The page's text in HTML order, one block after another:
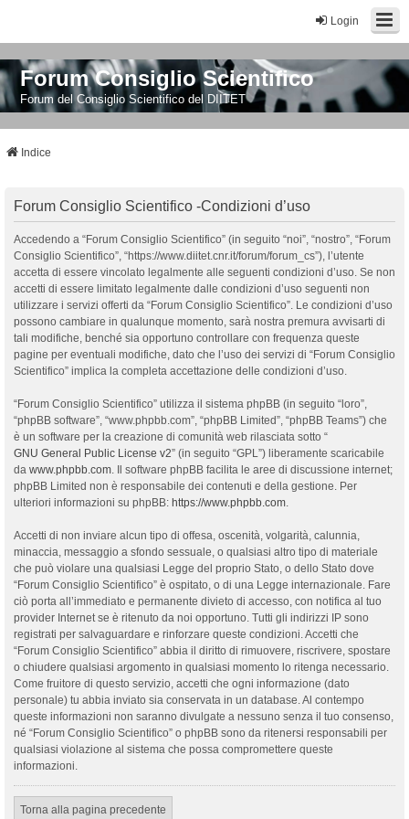
Login
Forum Consiglio Scientifico
Forum del Consiglio Scientifico del DIITET
Indice
Forum Consiglio Scientifico -Condizioni d’uso
Accedendo a “Forum Consiglio Scientifico” (in seguito “noi”, “nostro”, “Forum
Consiglio Scientifico”, “https://www.diitet.cnr.it/forum/forum_cs”), l’utente
accetta di essere vincolato legalmente alle seguenti condizioni d’uso. Se non
accetti di essere limitato legalmente dalle condizioni d’uso seguenti non
utilizzare i servizi offerti da “Forum Consiglio Scientifico”. Le condizioni d’uso
possono cambiare in qualunque momento, sarà nostra premura avvisarti di
tali modifiche, benché sia opportuno controllare con frequenza queste
pagine per eventuali modifiche, dato che l’uso dei servizi di “Forum Consiglio
Scientifico” implica la completa accettazione delle condizioni d’uso.
“Forum Consiglio Scientifico” utilizza il sistema phpBB (in seguito “loro”,
“phpBB software”, “www.phpbb.com”, “phpBB Limited”, “phpBB Teams”) che
è un software per la creazione di comunità web rilasciata sotto “
GNU General Public License v2” (in seguito “GPL”) liberamente scaricabile
da www.phpbb.com. Il software phpBB facilita le aree di discussione internet;
phpBB Limited non è responsabile dei contenuti e della gestione. Per
ulteriori informazioni su phpBB: https://www.phpbb.com.
Accetti di non inviare alcun tipo di offesa, oscenità, volgarità, calunnia,
minaccia, messaggio a sfondo sessuale, o qualsiasi altro tipo di materiale
che può violare una qualsiasi Legge del proprio Stato, o dello Stato dove
“Forum Consiglio Scientifico” è ospitato, o di una Legge internazionale. Fare
ciò porta all’immediato e permanente divieto di accesso, con notifica al tuo
provider Internet se è ritenuto da noi opportuno. Tutti gli indirizzi IP sono
registrati per salvaguardare e rinforzare queste condizioni. Accetti che
“Forum Consiglio Scientifico” abbia il diritto di rimuovere, riscrivere, spostare
o chiudere qualsiasi argomento in qualsiasi momento lo ritenga necessario.
Come fruitore di questo servizio, accetti che ogni informazione (dato
personale) tu abbia inviato sia conservata in un database. Al contempo
queste informazioni non saranno divulgate a nessuno senza il tuo consenso,
né “Forum Consiglio Scientifico” o phpBB sono da ritenersi responsabili per
qualsiasi violazione al sistema che possa compromettere queste
informazioni.
Torna alla pagina precedente